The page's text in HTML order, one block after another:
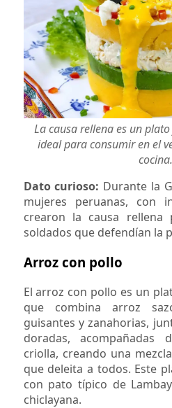
La causa rellena es un
ideal para consumir en el
cocina.
Dato curioso: Durante la
mujeres peruanas, con
crearon la causa
soldados que defendían la
Arroz con pollo
El arroz con pollo es un
que combina arroz
guisantes y zanahorias,
doradas, acompañadas
criolla, creando una
que deleita a todos. Este
con pato típico de
chiclayana.